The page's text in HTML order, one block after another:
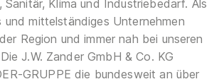
pro Monat
Sanitär, Klima und Industriebedarf. Als
und mittelständiges Unternehmen
Region und immer nah bei unseren
J.W. Zander GmbH & Co. KG
GRUPPE die bundesweit an über